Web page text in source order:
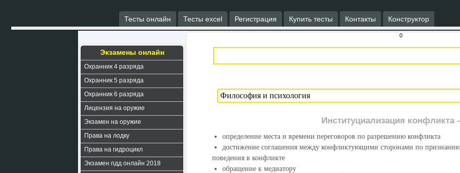
Тесты онлайн Тесты excel Регистрация Купить тесты Контакты Конструктор
Экзамены онлайн
Охранник 4 разряда
Охранник 5 разряда
Охранник 6 разряда
Лицензия на оружие
Экзамен на оружие
Права на лодку
Права на гидроцикл
Экзамен пдд онлайн 2018
0
Институциализация конфликта
определение места и времени переговоров по разрешению конфликта
достижение соглашения между конфликтующими сторонами по
поведения в конфликте
обращение к медиатору